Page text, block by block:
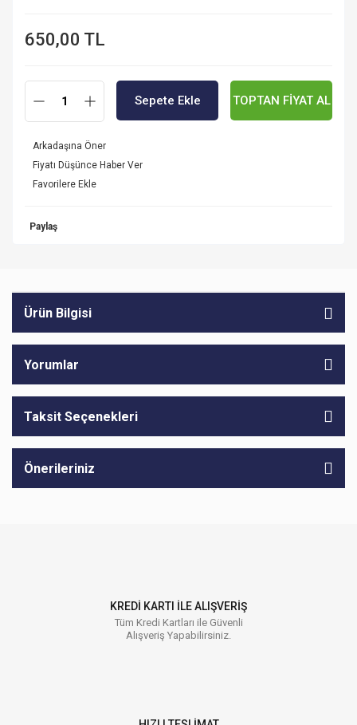
650,00 TL
Sepete Ekle TOPTAN FİYAT AL
Arkadaşına Öner
Fiyatı Düşünce Haber Ver
Paylaş
Ürün Bilgisi
Yorumlar
Taksit Seçenekleri
Önerileriniz
KREDİ KARTI İLE ALIŞVERİŞ
Tüm Kredi Kartları ile Güvenli
Alışveriş Yapabilirsiniz.